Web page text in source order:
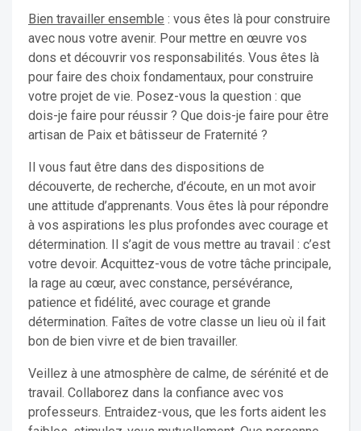
Bien travailler ensemble : vous êtes là pour construire
avec nous votre avenir. Pour mettre en œuvre vos
dons et découvrir vos responsabilités. Vous êtes là
pour faire des choix fondamentaux, pour construire
votre projet de vie. Posez-vous la question : que
dois-je faire pour réussir ? Que dois-je faire pour être
artisan de Paix et bâtisseur de Fraternité ?
Il vous faut être dans des dispositions de
découverte, de recherche, d’écoute, en un mot avoir
une attitude d’apprenants. Vous êtes là pour répondre
à vos aspirations les plus profondes avec courage et
détermination. Il s’agit de vous mettre au travail : c’est
votre devoir. Acquittez-vous de votre tâche principale,
la rage au cœur, avec constance, persévérance,
patience et fidélité, avec courage et grande
détermination. Faîtes de votre classe un lieu où il fait
bon de bien vivre et de bien travailler.
Veillez à une atmosphère de calme, de sérénité et de
travail. Collaborez dans la confiance avec vos
professeurs. Entraidez-vous, que les forts aident les